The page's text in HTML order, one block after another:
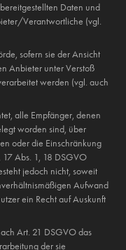
Daten und
Verantwortliche (vgl.
sofern sie der Ansicht
Anbieter unter Verstoß
werden (vgl. auch
alle Empfänger, denen
worden sind, über
oder die Einschränkung
Abs. 1, 18 DSGVO
jedoch nicht, soweit
Aufwand
ein Recht auf Auskunft
Art. 21 DSGVO das
der sie